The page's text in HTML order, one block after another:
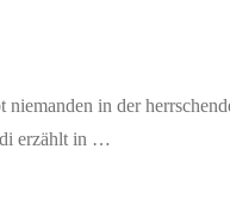
in der
erzählt in …